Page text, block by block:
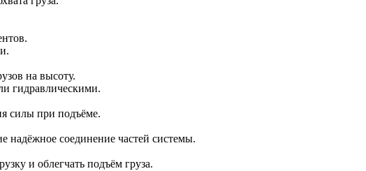
на высоту.
гидравлическими.
силы при подъёме.
соединение частей системы.
и облегчать подъём груза.